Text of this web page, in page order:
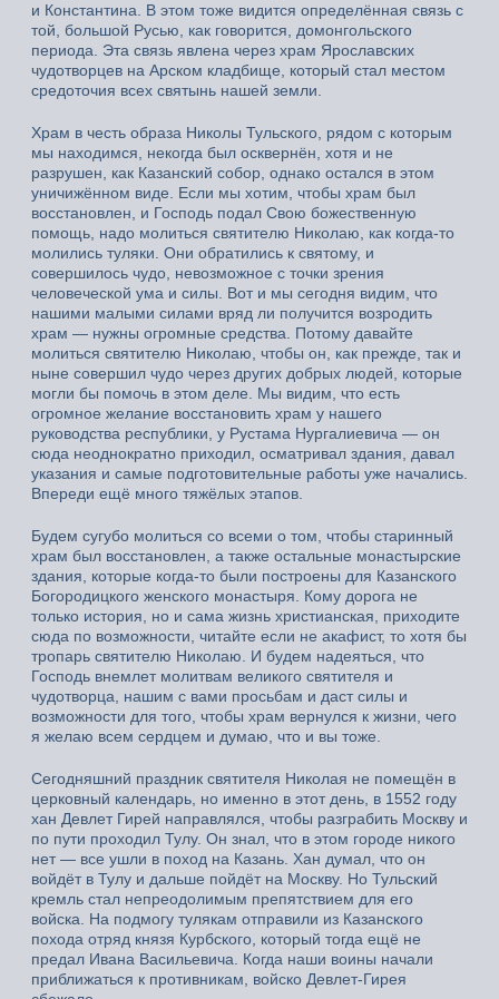
и Константина. В этом тоже видится определённая связь с
той, большой Русью, как говорится, домонгольского
периода. Эта связь явлена через храм Ярославских
чудотворцев на Арском кладбище, который стал местом
средоточия всех святынь нашей земли.
Храм в честь образа Николы Тульского, рядом с которым
мы находимся, некогда был осквернён, хотя и не
разрушен, как Казанский собор, однако остался в этом
уничижённом виде. Если мы хотим, чтобы храм был
восстановлен, и Господь подал Свою божественную
помощь, надо молиться святителю Николаю, как когда-то
молились туляки. Они обратились к святому, и
совершилось чудо, невозможное с точки зрения
человеческой ума и силы. Вот и мы сегодня видим, что
нашими малыми силами вряд ли получится возродить
храм — нужны огромные средства. Потому давайте
молиться святителю Николаю, чтобы он, как прежде, так и
ныне совершил чудо через других добрых людей, которые
могли бы помочь в этом деле. Мы видим, что есть
огромное желание восстановить храм у нашего
руководства республики, у Рустама Нургалиевича — он
сюда неоднократно приходил, осматривал здания, давал
указания и самые подготовительные работы уже начались.
Впереди ещё много тяжёлых этапов.
Будем сугубо молиться со всеми о том, чтобы старинный
храм был восстановлен, а также остальные монастырские
здания, которые когда-то были построены для Казанского
Богородицкого женского монастыря. Кому дорога не
только история, но и сама жизнь христианская, приходите
сюда по возможности, читайте если не акафист, то хотя бы
тропарь святителю Николаю. И будем надеяться, что
Господь внемлет молитвам великого святителя и
чудотворца, нашим с вами просьбам и даст силы и
возможности для того, чтобы храм вернулся к жизни, чего
я желаю всем сердцем и думаю, что и вы тоже.
Сегодняшний праздник святителя Николая не помещён в
церковный календарь, но именно в этот день, в 1552 году
хан Девлет Гирей направлялся, чтобы разграбить Москву и
по пути проходил Тулу. Он знал, что в этом городе никого
нет — все ушли в поход на Казань. Хан думал, что он
войдёт в Тулу и дальше пойдёт на Москву. Но Тульский
кремль стал непреодолимым препятствием для его
войска. На подмогу тулякам отправили из Казанского
похода отряд князя Курбского, который тогда ещё не
предал Ивана Васильевича. Когда наши воины начали
приближаться к противникам, войско Девлет-Гирея